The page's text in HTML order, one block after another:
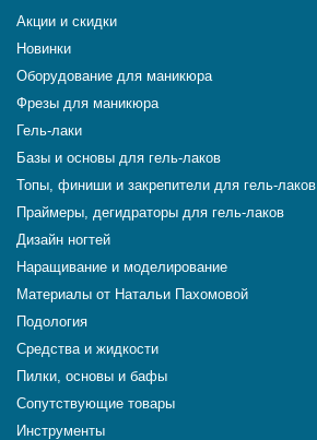
Акции и скидки
Новинки
Оборудование для маникюра
Фрезы для маникюра
Гель-лаки
Базы и основы для гель-лаков
Топы, финиши и закрепители для гель-лаков
Праймеры, дегидраторы для гель-лаков
Дизайн ногтей
Наращивание и моделирование
Материалы от Натальи Пахомовой
Подология
Средства и жидкости
Пилки, основы и бафы
Сопутствующие товары
Инструменты